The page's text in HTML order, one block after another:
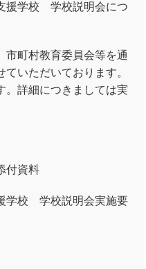
援学校 学校説明会につ
市町村教育委員会等を通
いただいております。
。詳細につきましては実
付資料
学校 学校説明会実施要